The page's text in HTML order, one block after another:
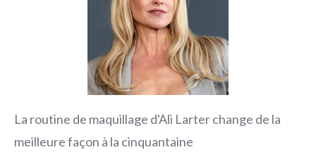
La routine de maquillage d'Ali Larter change de la
meilleure façon à la cinquantaine